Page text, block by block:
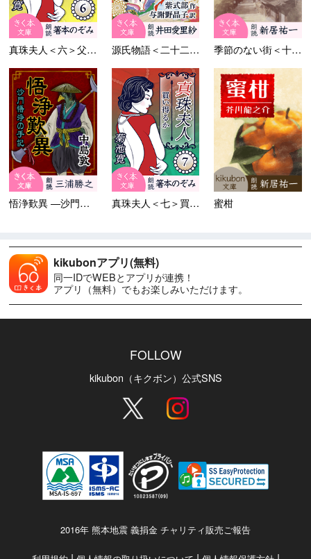
真珠夫人＜六＞父と子 源氏物語＜二十二＞玉鬘 季節のない街＜十四＞倹約につ...
悟浄歎異 ―沙門悟浄の手記― 真珠夫人＜七＞買ひ得るか 蜜柑
kikubonアプリ(無料)
同一IDでWEBとアプリが連携！
アプリ（無料）でもお楽しみいただけます。
FOLLOW
kikubon（キクボン）公式SNS
2016年 熊本地震 義捐金 チャリティ販売ご報告